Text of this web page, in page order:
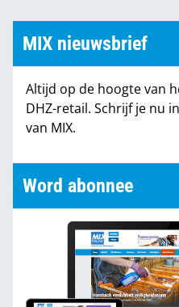
Marktcijfers
Partners
MIX nieuwsbrief
Altijd op de hoogte van
DHZ-retail. Schrijf je nu
van MIX.
Word abonnee